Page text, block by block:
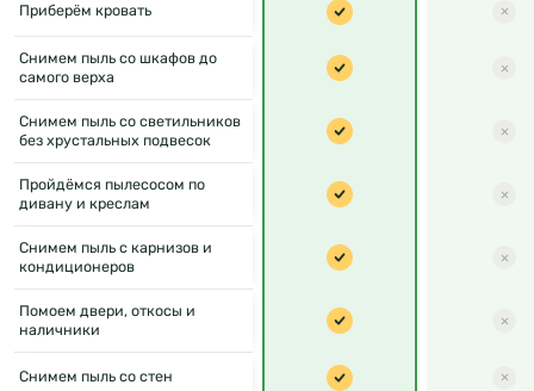
Приберём кровать
Снимем пыль со шкафов до
самого верха
Снимем пыль со светильников
без хрустальных подвесок
Пройдёмся пылесосом по
дивану и креслам
Снимем пыль с карнизов и
кондиционеров
Помоем двери, откосы и
наличники
Снимем пыль со стен